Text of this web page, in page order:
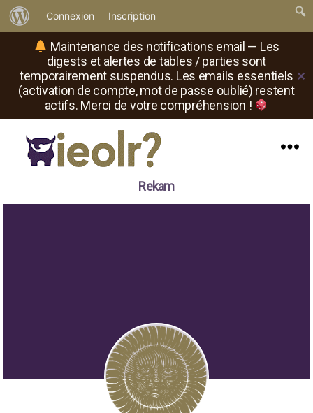
Maintenance des notifications email — Les
digests et alertes de tables / parties sont
temporairement suspendus. Les emails essentiels
(activation de compte, mot de passe oublié) restent
actifs. Merci de votre compréhension !
✕
propos
de
WordPress
Connexion Inscription
où
Rekam